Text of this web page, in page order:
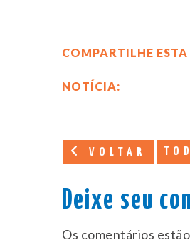
COMPARTILHE ESTA
NOTÍCIA:
VOLTAR
Deixe seu
Os comentários